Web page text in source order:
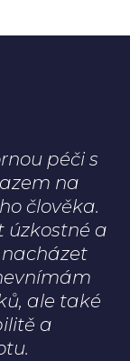
péči s
na
člověka.
a
ale také
a